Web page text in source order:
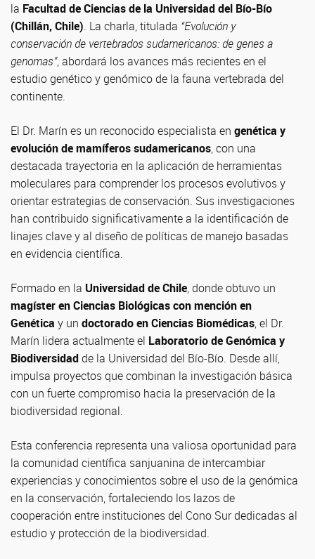
la Facultad de Ciencias de la Universidad del Bío-Bío
(Chillán, Chile). La charla, titulada “Evolución y
conservación de vertebrados sudamericanos: de genes a
genomas”, abordará los avances más recientes en el
estudio genético y genómico de la fauna vertebrada del
continente.
El Dr. Marín es un reconocido especialista en genética y
evolución de mamíferos sudamericanos, con una
destacada trayectoria en la aplicación de herramientas
moleculares para comprender los procesos evolutivos y
orientar estrategias de conservación. Sus investigaciones
han contribuido significativamente a la identificación de
linajes clave y al diseño de políticas de manejo basadas
en evidencia científica.
Formado en la Universidad de Chile, donde obtuvo un
magíster en Ciencias Biológicas con mención en
Genética y un doctorado en Ciencias Biomédicas, el Dr.
Marín lidera actualmente el Laboratorio de Genómica y
Biodiversidadde la Universidad del Bío-Bío. Desde allí,
impulsa proyectos que combinan la investigación básica
con un fuerte compromiso hacia la preservación de la
biodiversidad regional.
Esta conferencia representa una valiosa oportunidad para
la comunidad científica sanjuanina de intercambiar
experiencias y conocimientos sobre el uso de la genómica
en la conservación, fortaleciendo los lazos de
cooperación entre instituciones del Cono Sur dedicadas al
estudio y protección de la biodiversidad.